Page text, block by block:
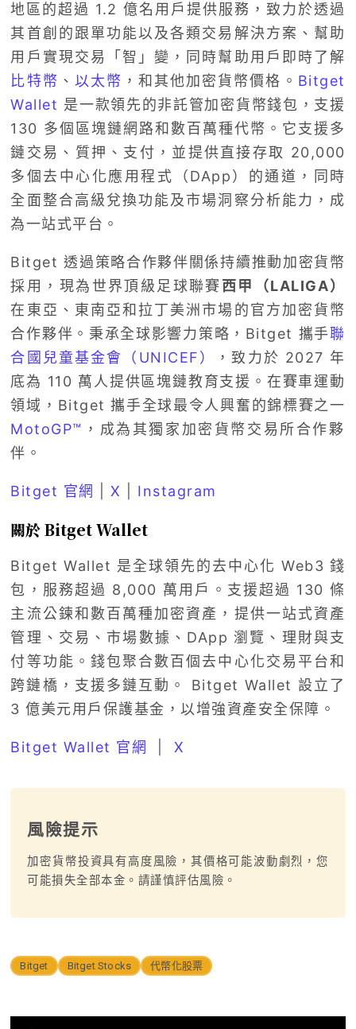
地區的超過 1.2 億名用戶提供服務，致力於透過
其首創的跟單功能以及各類交易解決方案、幫助
用戶實現交易「智」變，同時幫助用戶即時了解
比特幣 、 以太幣 ，和其他加密貨幣價格。 Bitget
Wallet 是一款領先的非託管加密貨幣錢包，支援
130 多個區塊鏈網路和數百萬種代幣。它支援多
鏈交易、質押、支付，並提供直接存取 20,000
多個去中心化應用程式（DApp）的通道，同時
全面整合高級兌換功能及市場洞察分析能力，成
為一站式平台。
Bitget 透過策略合作夥伴關係持續推動加密貨幣
採用，現為世界頂級足球聯賽西甲（LALIGA）
在東亞、東南亞和拉丁美洲市場的官方加密貨幣
合作夥伴。秉承全球影響力策略，Bitget 攜手聯
合國兒童基金會（UNICEF）
，致力於 2027 年
底為 110 萬人提供區塊鏈教育支援。在賽車運動
領域，Bitget 攜手全球最令人興奮的錦標賽之一
MotoGP™ ，成為其獨家加密貨幣交易所合作夥
伴。
Bitget 官網 X Instagram
關於 Bitget Wallet
Bitget Wallet 是全球領先的去中心化 Web3 錢
包，服務超過 8,000 萬用戶。支援超過 130 條
主流公鍊和數百萬種加密資產，提供一站式資產
管理、交易、市場數據、DApp 瀏覽、理財與支
付等功能。錢包聚合數百個去中心化交易平台和
跨鏈橋，支援多鏈互動。 Bitget Wallet 設立了
3 億美元用戶保護基金，以增強資產安全保障。
Bitget Wallet 官網 X
風險提示
加密貨幣投資具有高度風險，其價格可能波動劇烈，您
可能損失全部本金。請謹慎評估風險。
Bitget Bitget Stocks 代幣化股票